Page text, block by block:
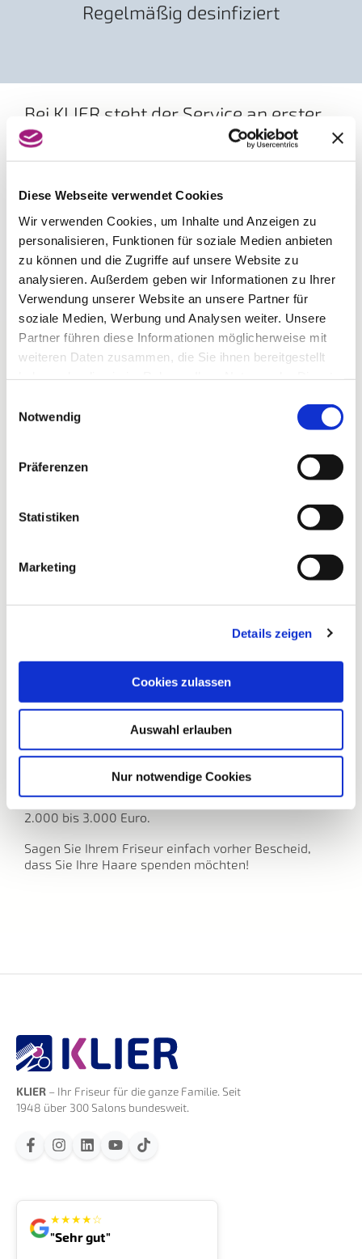
Diese Webseite verwendet Cookies
Wir verwenden Cookies, um Inhalte und Anzeigen zu
personalisieren, Funktionen für soziale Medien anbieten
zu können und die Zugriffe auf unsere Website zu
analysieren. Außerdem geben wir Informationen zu Ihrer
Verwendung unserer Website an unsere Partner für
soziale Medien, Werbung und Analysen weiter. Unsere
Partner führen diese Informationen möglicherweise mit
weiteren Daten zusammen, die Sie ihnen bereitgestellt
Notwendig
Präferenzen
Statistiken
Marketing
Details zeigen
Cookies zulassen
Auswahl erlauben
Nur notwendige Cookies
Regelmäßig desinfiziert
Bei KLIER steht der Service an erster
Stelle!
Bedienung mit oder ohne Voranmeldung, eine
Kopfmassage nach dem Waschen sind
Alltag und lassen sich von den neuen Frisurentrends
inspirieren. Egal ob kurzes oder langes Haar, blond
oder braun – das Team von KLIER freut sich mit Ihnen
den Look zu finden, der perfekt zu Ihnen passt.
Sie haben die Möglichkeit, Ihre abgeschnittenen
Haare ab einer Zopflänge von 25 cm einer richtig
guten Sache zur Verfügung zu stellen!
Denn aus echten Haaren können hochwertige
Perücken gefertigt werden. Wir arbeiten mit der
Stiftung It’s for Kids zusammen, Deutschlands großer
Kreativspendenstiftung. Die Stiftung schafft es mit
Ihrer Hilfe, dass an krankheitsbedingtem Haarausfall
leidende Kinder zuzahlungsfrei eine Echthaarperücke
bekommen. Normalerweise liegt der Eigenanteil bei
2.000 bis 3.000 Euro.
Sagen Sie Ihrem Friseur einfach vorher Bescheid,
dass Sie Ihre Haare spenden möchten!
KLIER – Ihr Friseur für die ganze Familie. Seit
1948 über 300 Salons bundesweit.
★★★★☆
"Sehr gut"